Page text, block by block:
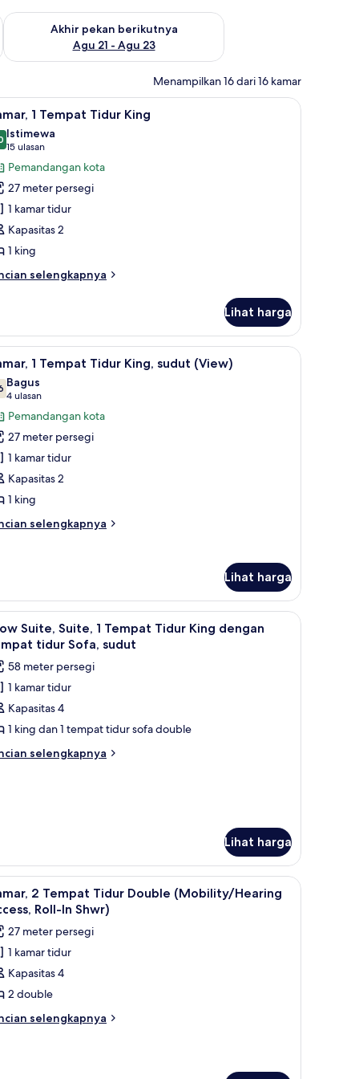
Agu 14 - Agu 16
Akhir pekan berikutnya
Agu 21 - Agu 23
Periksa ketersediaan untuk akhir pekan berikutnya Agu 21 -
Menampilkan 16 dari 16 kamar
bantalan ekstra lembut Kamar, 1 Tempat Tidur King | Seprai
5 1 Tempat Tidur King
dari 10
Istimewa
15 ulasan
(15
ulasan)
Pemandangan kota
27 meter persegi
1 kamar tidur
Kapasitas 2
1 king
selengkapnya
Lihat harga
sungai (Corner) | Seprai antialergi, selimut bulu angsa, dan bantalan
Kamar, 1 Tempat Tidur King, sudut (View) |
4 1 Tempat Tidur King, sudut (View)
dari 10
Bagus
4 ulasan
(4
ulasan)
Pemandangan kota
27 meter persegi
1 kamar tidur
Kapasitas 2
1 king
selengkapnya
Lihat harga
bantalan ekstra lembut Televisi plasma 32-inci dengan saluran TV
9
Suite, Suite, 1 Tempat Tidur King dengan
tidur Sofa, sudut
58 meter persegi
1 kamar tidur
Kapasitas 4
1 king dan 1 tempat tidur sofa double
selengkapnya
Lihat harga
bantalan ekstra lembut Seprai antialergi, selimut bulu angsa, dan
2
2 Tempat Tidur Double (Mobility/Hearing
Roll-In Shwr)
27 meter persegi
1 kamar tidur
Kapasitas 4
2 double
selengkapnya